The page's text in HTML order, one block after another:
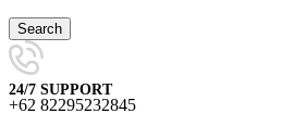
Search
24/7 SUPPORT
+62 82295232845